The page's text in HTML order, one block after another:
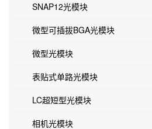
SNAP12光模块
微型可插拔BGA光模块
微型光模块
表贴式单路光模块
LC超短型光模块
相机光模块